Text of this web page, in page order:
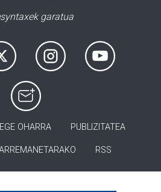
garatua
OHARRA PUBLIZITATEA
RSS